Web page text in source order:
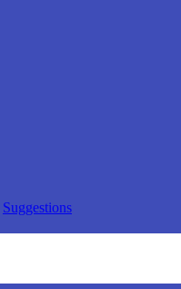
Suggestions